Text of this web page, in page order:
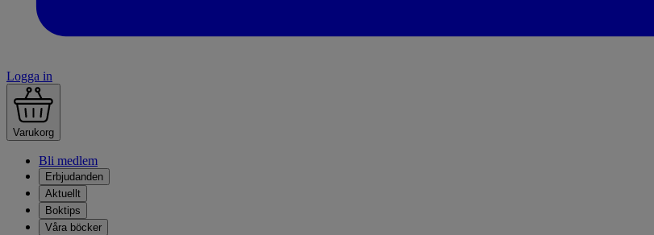
Logga in
Varukorg
Bli medlem
Erbjudanden
Aktuellt
Boktips
Våra böcker